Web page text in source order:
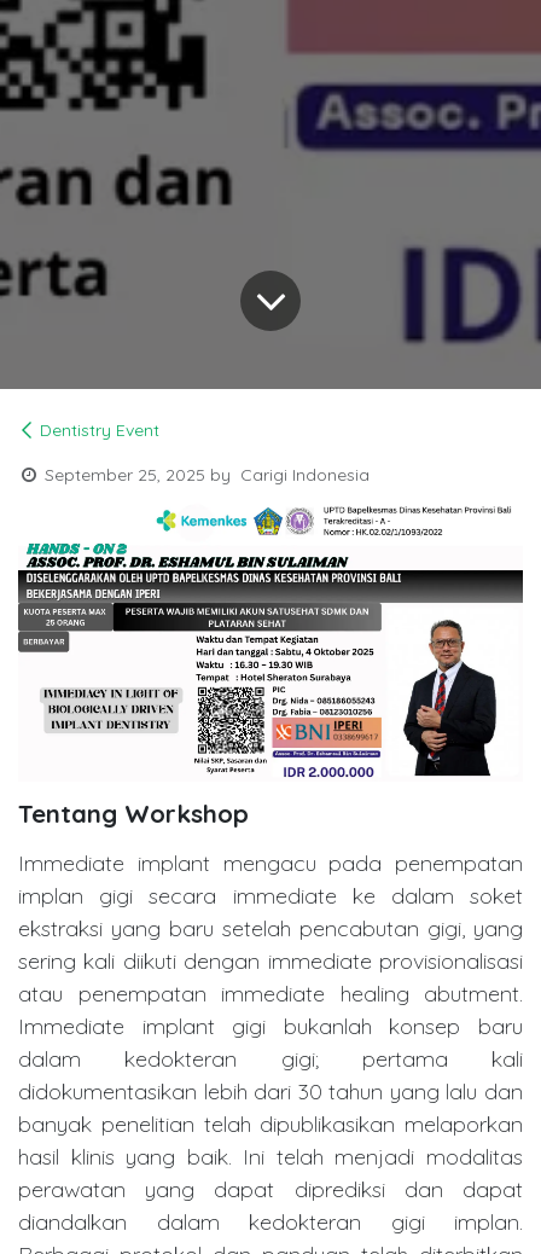
Dentistry Event
September 25, 2025 by Carigi Indonesia
Tentang Workshop
Immediate implant mengacu pada penempatan
implan gigi secara immediate ke dalam soket
ekstraksi yang baru setelah pencabutan gigi, yang
sering kali diikuti dengan immediate provisionalisasi
atau penempatan immediate healing abutment.
Immediate implant gigi bukanlah konsep baru
dalam kedokteran gigi; pertama kali
didokumentasikan lebih dari 30 tahun yang lalu dan
banyak penelitian telah dipublikasikan melaporkan
hasil klinis yang baik. Ini telah menjadi modalitas
perawatan yang dapat diprediksi dan dapat
diandalkan dalam kedokteran gigi implan.